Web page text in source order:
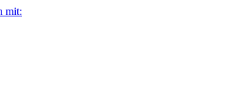
mit: